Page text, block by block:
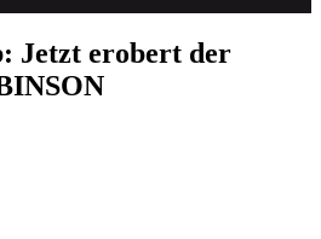
Jetzt erobert der